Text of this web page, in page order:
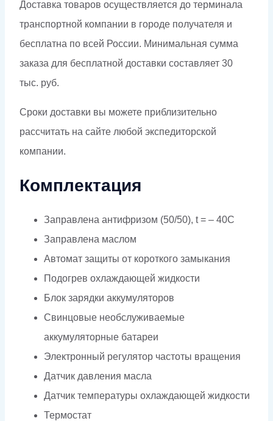
Доставка товаров осуществляется до терминала
транспортной компании в городе получателя и
бесплатна по всей России. Минимальная сумма
заказа для бесплатной доставки составляет 30
тыс. руб.
Сроки доставки вы можете приблизительно
рассчитать на сайте любой экспедиторской
компании.
Комплектация
Заправлена антифризом (50/50), t = – 40C
Заправлена маслом
Автомат защиты от короткого замыкания
Подогрев охлаждающей жидкости
Блок зарядки аккумуляторов
Свинцовые необслуживаемые
аккумуляторные батареи
Электронный регулятор частоты вращения
Датчик давления масла
Датчик температуры охлаждающей жидкости
Термостат